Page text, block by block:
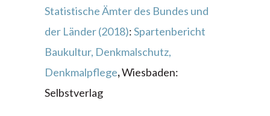
Statistische Ämter des Bundes und
der Länder (2018):Spartenbericht
Baukultur, Denkmalschutz,
Denkmalpflege,Wiesbaden:
Selbstverlag